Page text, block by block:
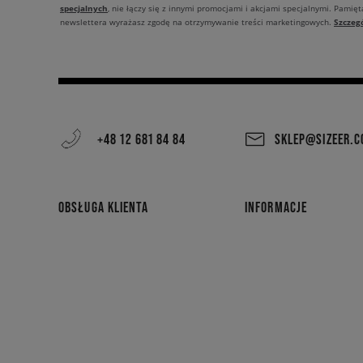
specjalnych, nie łączy się z innymi promocjami i akcjami specjalnymi.
newslettera wyrażasz zgodę na otrzymywanie treści marketingowych.
+48 12 681 84 84
OBSŁUGA KLIENTA INFORMACJE